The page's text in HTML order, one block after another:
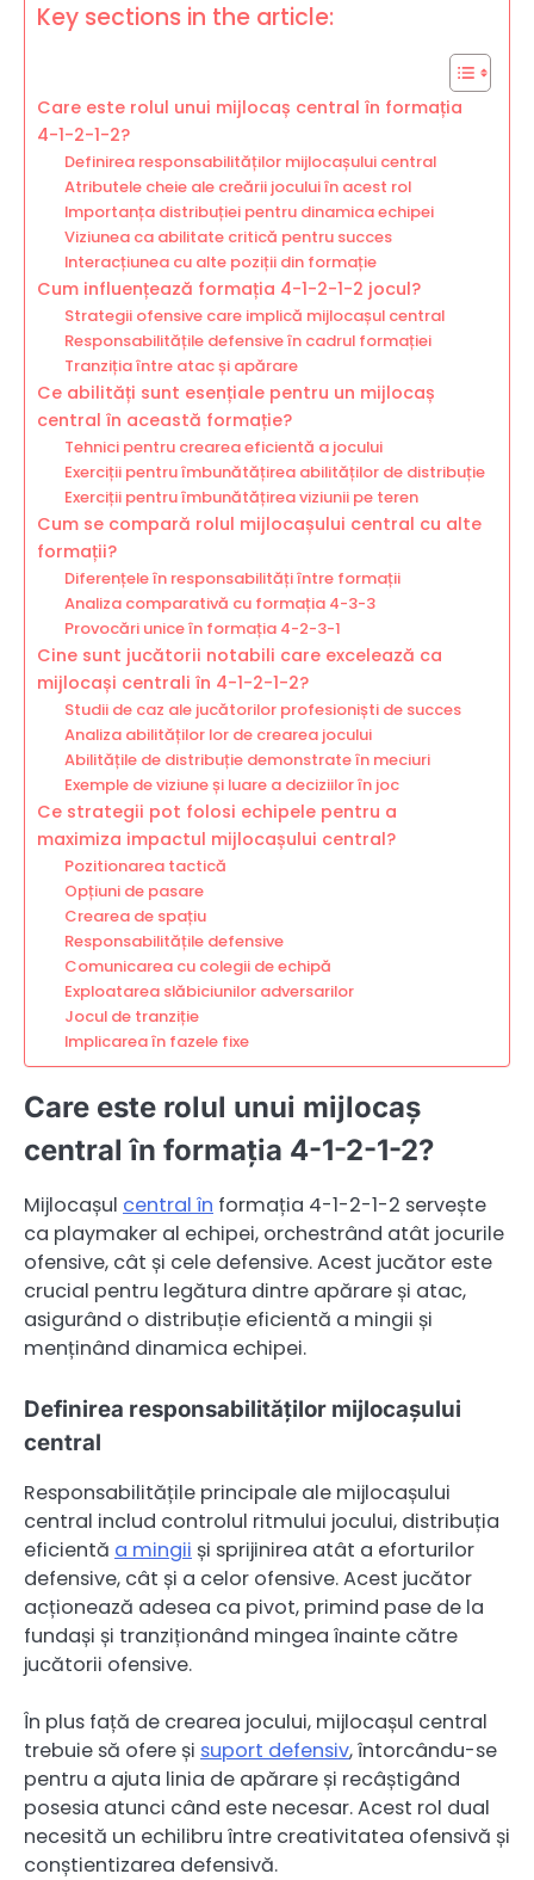
Key sections in the article:
Care este rolul unui mijlocaș central în formația
4-1-2-1-2?
Definirea responsabilităților mijlocașului central
Atributele cheie ale creării jocului în acest rol
Importanța distribuției pentru dinamica echipei
Viziunea ca abilitate critică pentru succes
Interacțiunea cu alte poziții din formație
Cum influențează formația 4-1-2-1-2 jocul?
Strategii ofensive care implică mijlocașul central
Responsabilitățile defensive în cadrul formației
Tranziția între atac și apărare
Ce abilități sunt esențiale pentru un mijlocaș
central în această formație?
Tehnici pentru crearea eficientă a jocului
Exerciții pentru îmbunătățirea abilităților de distribuție
Exerciții pentru îmbunătățirea viziunii pe teren
Cum se compară rolul mijlocașului central cu alte
formații?
Diferențele în responsabilități între formații
Analiza comparativă cu formația 4-3-3
Provocări unice în formația 4-2-3-1
Cine sunt jucătorii notabili care excelează ca
mijlocași centrali în 4-1-2-1-2?
Studii de caz ale jucătorilor profesioniști de succes
Analiza abilităților lor de crearea jocului
Abilitățile de distribuție demonstrate în meciuri
Exemple de viziune și luare a deciziilor în joc
Ce strategii pot folosi echipele pentru a
maximiza impactul mijlocașului central?
Pozitionarea tactică
Opțiuni de pasare
Crearea de spațiu
Responsabilitățile defensive
Comunicarea cu colegii de echipă
Exploatarea slăbiciunilor adversarilor
Jocul de tranziție
Implicarea în fazele fixe
Care este rolul unui mijlocaș
central în formația 4-1-2-1-2?
Mijlocașul central în formația 4-1-2-1-2 servește
ca playmaker al echipei, orchestrând atât jocurile
ofensive, cât și cele defensive. Acest jucător este
crucial pentru legătura dintre apărare și atac,
asigurând o distribuție eficientă a mingii și
menținând dinamica echipei.
Definirea responsabilităților mijlocașului
central
Responsabilitățile principale ale mijlocașului
central includ controlul ritmului jocului, distribuția
eficientă a mingii și sprijinirea atât a eforturilor
defensive, cât și a celor ofensive. Acest jucător
acționează adesea ca pivot, primind pase de la
fundași și tranziționând mingea înainte către
jucătorii ofensive.
În plus față de crearea jocului, mijlocașul central
trebuie să ofere și suport defensiv, întorcându-se
pentru a ajuta linia de apărare și recâștigând
posesia atunci când este necesar. Acest rol dual
necesită un echilibru între creativitatea ofensivă și
conștientizarea defensivă.